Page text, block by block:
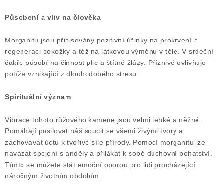
NÁŠ PŘÍBĚH
MISTROVSKÉ KRYSTALY
Obchodní podmínky
Puncovní značky
Ochrana osobních údajů
Působení a vliv na člověka
Morganitu jsou připisovány pozitivní účinky na prokrvení a
regeneraci pokožky a též na látkovou výměnu v těle. V srdeční
čakře působí na činnost plic a štítné žlázy. Příznivé ovlivňuje
potíže vznikající z dlouhodobého stresu.
Spirituální význam
Vibrace tohoto růžového kamene jsou velmi lehké a něžné.
Pomáhají posilovat náš soucit se všemi živými tvory a
zachovávat úctu k tvořivé síle přírody. Pomocí morganitu lze
navázat spojení s anděly a přilákat k sobě duchovní bohatství.
Tímto se můžete stát emoční oporou pro lidi procházející
náročným životním obdobím.